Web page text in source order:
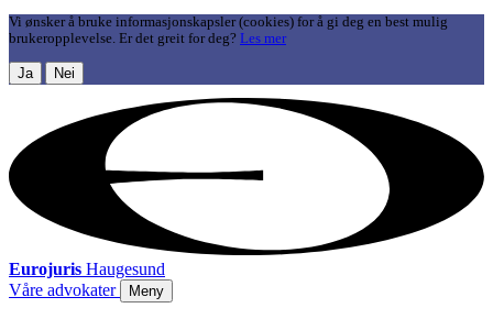
Vi ønsker å bruke informasjonskapsler (cookies) for å gi deg en best mulig
brukeropplevelse. Er det greit for deg? Les mer
Ja Nei
Eurojuris Haugesund
Våre advokater
Meny